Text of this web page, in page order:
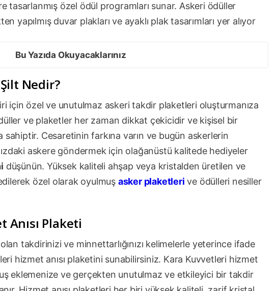
tasarlanmış özel ödül programları sunar. Askeri ödüller
yapılmış duvar plakları ve ayaklı plak tasarımları yer alıyor
Bu Yazıda Okuyacaklarınız
Nedir?
için özel ve unutulmaz askeri takdir plaketleri oluşturmanıza
ve plaketler her zaman dikkat çekicidir ve kişisel bir
sahiptir. Cesaretinin farkına varın ve bugün askerlerin
askere göndermek için olağanüstü kalitede hediyeler
düşünün. Yüksek kaliteli ahşap veya kristalden üretilen ve
özel olarak oyulmuş asker plaketleri ve ödülleri nesiller
Plaketi
takdirinizi ve minnettarlığınızı kelimelerle yeterince ifade
hizmet anısı plaketini sunabilirsiniz. Kara Kuvvetleri hizmet
eklemenize ve gerçekten unutulmaz ve etkileyici bir takdir